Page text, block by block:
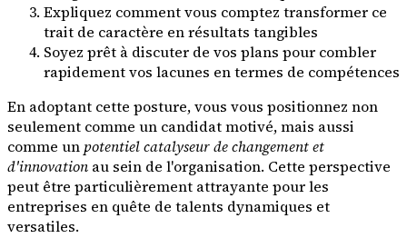
Expliquez comment vous comptez transformer ce
trait de caractère en résultats tangibles
Soyez prêt à discuter de vos plans pour combler
rapidement vos lacunes en termes de compétences
En adoptant cette posture, vous vous positionnez non
seulement comme un candidat motivé, mais aussi
comme un potentiel catalyseur de changement et
d'innovation au sein de l'organisation. Cette perspective
peut être particulièrement attrayante pour les
entreprises en quête de talents dynamiques et
versatiles.